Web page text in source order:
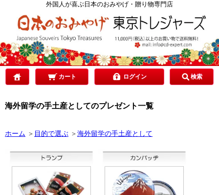
外国人が喜ぶ日本のおみやげ・贈り物専門店
カート ログイン 検索
海外留学の手土産としてのプレゼント一覧
ホーム ＞ 目的で選ぶ ＞海外留学の手土産として
ご予算で選ぶ
贈り先で選ぶ
目的で選ぶ